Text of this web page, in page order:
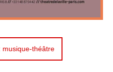
musique-théâtre